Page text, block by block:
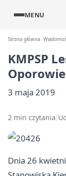
MENU
Strona główna
KMPSP
3 maja 2019
2 min czytania
Dnia 26